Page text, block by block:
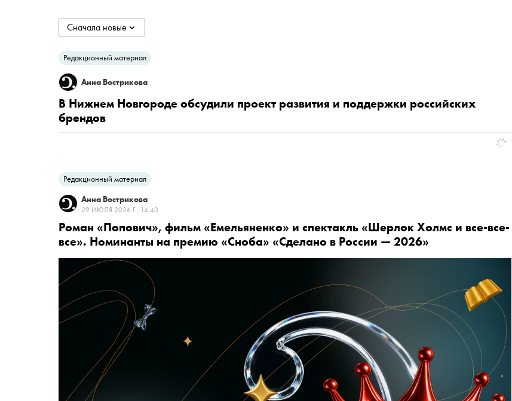
Сначала новые
collapsed
Сначала новые
Сначала старые
По популярности
Редакционный материал
Анна Вострикова
В Нижнем Новгороде обсудили проект развития и поддержки российских
брендов
Редакционный материал
Анна Вострикова
29 ИЮЛЯ 2026 Г., 14:40
Роман «Попович», фильм «Емельяненко» и спектакль «Шерлок Холмс и все-все-
все». Номинанты на премию «Сноба» «Сделано в России — 2026»